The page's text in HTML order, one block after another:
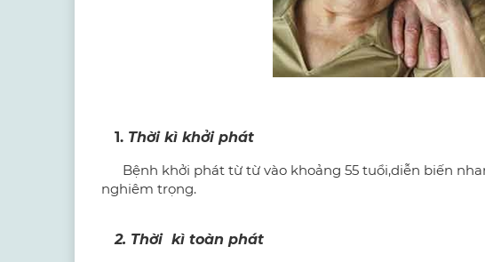
1. Thời kì khởi phát
Bệnh khởi phát từ từ vào khoảng 55 tuổi,diễn biến
nghiêm trọng.
2. Thời kì toàn phát